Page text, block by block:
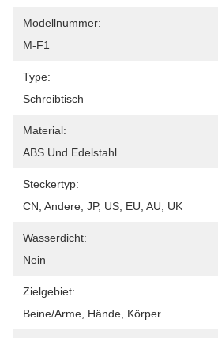
Modellnummer:
M-F1
Type:
Schreibtisch
Material:
ABS Und Edelstahl
Steckertyp:
CN, Andere, JP, US, EU, AU, UK
Wasserdicht:
Nein
Zielgebiet:
Beine/Arme, Hände, Körper